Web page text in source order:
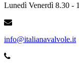
Lunedì Venerdì 8.30 -
info@italianavalvole.it